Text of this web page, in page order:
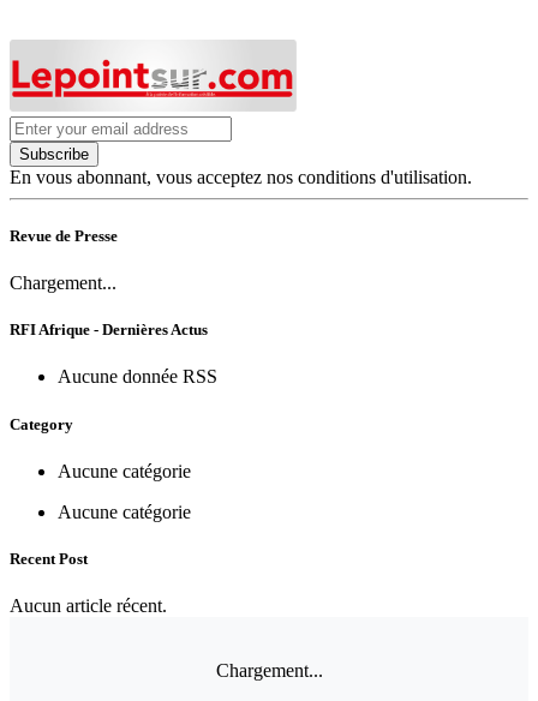
Subscribe
En vous abonnant, vous acceptez nos conditions d'utilisation.
Revue de Presse
Chargement...
RFI Afrique - Dernières Actus
Aucune donnée RSS
Category
Aucune catégorie
Aucune catégorie
Recent Post
Aucun article récent.
Chargement...